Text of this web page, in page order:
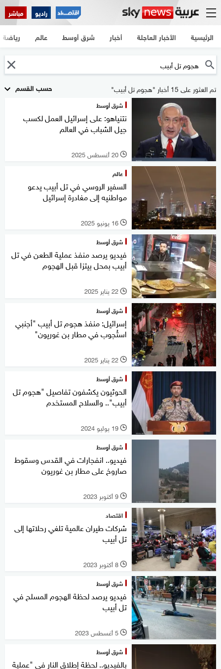
راديو مباشر
الرئيسية الأخبار العاجلة أخبار شرق أوسط عالم رياضة
حسب القسم تم العثور على 15 أخبار "هجوم تل أبيب"
شرق أوسط
نتنياهو: على إسرائيل العمل لكسب
جيل الشباب في العالم
l 20 أغسطس 2025
عالم
السفير الروسي في تل أبيب يدعو
مواطنيه إلى مغادرة إسرائيل
l 16 يونيو 2025
شرق أوسط
فيديو يرصد منفذ عملية الطعن في تل
أبيب بمحل بيتزا قبل الهجوم
l 22 يناير 2025
شرق أوسط
إسرائيل: منفذ هجوم تل أبيب "أجنبي
استُجوب في مطار بن غوريون"
l 22 يناير 2025
شرق أوسط
الحوثيون يكشفون تفاصيل "هجوم تل
أبيب".. والسلاح المستخدم
l 19 يوليو 2024
شرق أوسط
فيديو.. انفجارات في القدس وسقوط
صاروخ على مطار بن غوريون
l 9 أكتوبر 2023
اقتصاد
شركات طيران عالمية تلغي رحلاتها إلى
تل أبيب
l 8 أكتوبر 2023
شرق أوسط
فيديو يرصد لحظة الهجوم المسلح في
تل أبيب
l 5 أغسطس 2023
شرق أوسط
بالفيديو.. لحظة إطلاق النار في "عملية